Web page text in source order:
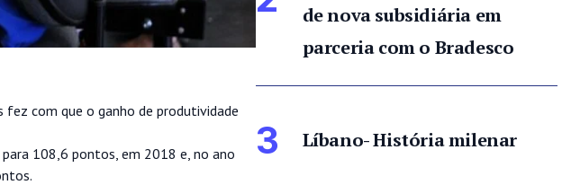
fez com que o ganho de produtividade
108,6 pontos, em 2018 e, no ano
de nova subsidiária em
parceria com o Bradesco
3 Líbano- História milenar